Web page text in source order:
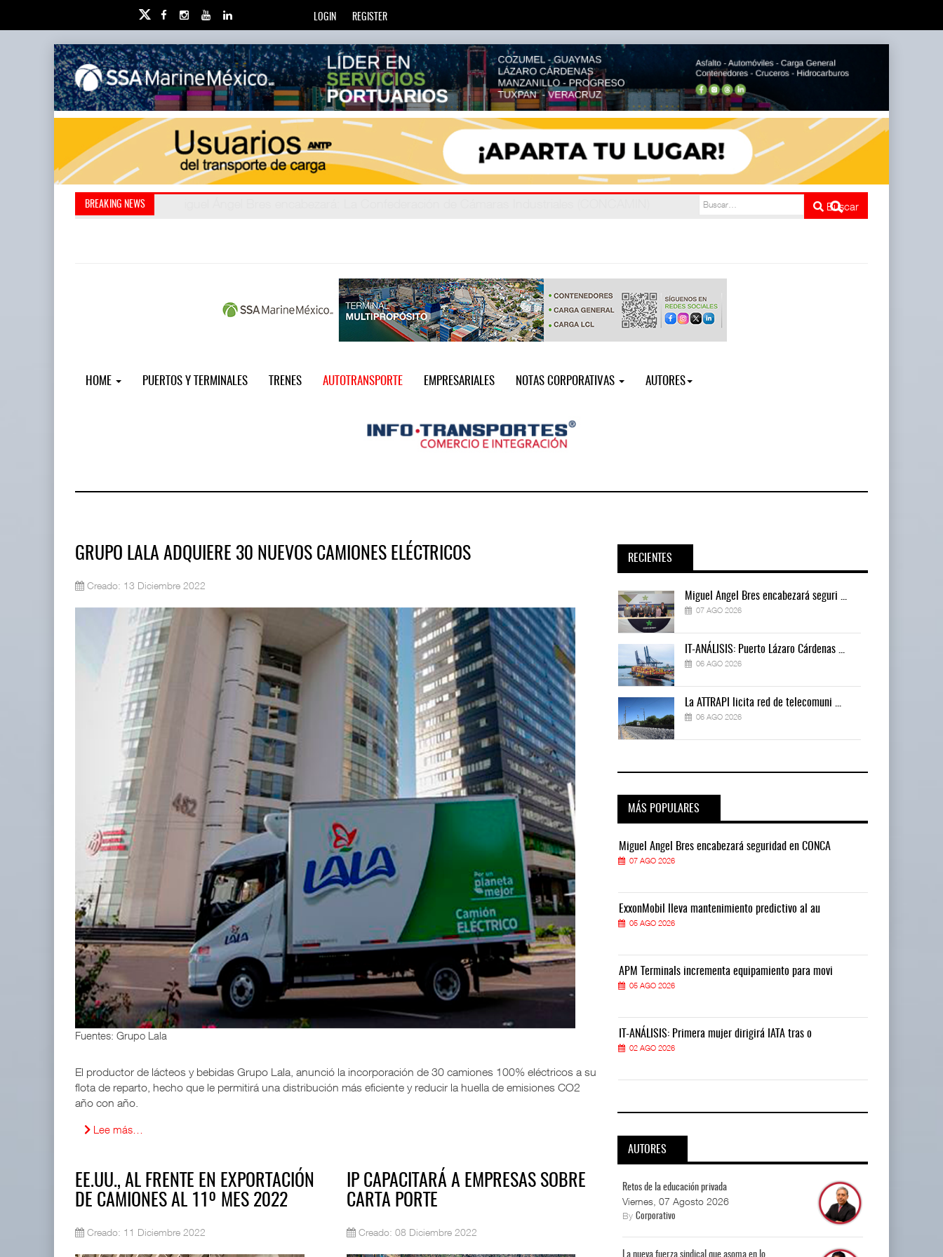
LOGIN REGISTER
BREAKING NEWS Buscar
HOME PUERTOS Y TERMINALES TRENES AUTOTRANSPORTE EMPRESARIALES NOTAS CORPORATIVAS AUTORES
GRUPO LALA ADQUIERE 30 NUEVOS CAMIONES ELÉCTRICOS
Creado: 13 Diciembre 2022
Fuentes: Grupo Lala
El productor de lácteos y bebidas Grupo Lala, anunció la incorporación de 30 camiones 100% eléctricos a su
flota de reparto, hecho que le permitirá una distribución más eficiente y reducir la huella de emisiones CO2
año con año.
Lee más…
EE.UU., AL FRENTE EN EXPORTACIÓN
DE CAMIONES AL 11º MES 2022
Creado: 11 Diciembre 2022
IP CAPACITARÁ A EMPRESAS SOBRE
CARTA PORTE
Creado: 08 Diciembre 2022
RECIENTES
07 AGO 2026
IT-ANÁLISIS: Puerto Lázaro Cárdenas ...
La ATTRAPI licita red de telecomuni ...
06 AGO 2026
07 AGO 2026
IT-ANÁLISIS: Puerto Lázaro Cárdenas ...
06 AGO 2026
La ATTRAPI licita red de telecomuni ...
06 AGO 2026
Miguel Ángel Bres encabezará seguri ...
07 AGO 2026
IT-ANÁLISIS: Puerto Lázaro Cárdenas ...
06 AGO 2026
La ATTRAPI licita red de telecomuni ...
06 AGO 2026
MÁS POPULARES
Miguel Ángel Bres encabezará seguridad en CONCA
07 AGO 2026
ExxonMobil lleva mantenimiento predictivo al au
05 AGO 2026
APM Terminals incrementa equipamiento para movi
05 AGO 2026
IT-ANÁLISIS: Primera mujer dirigirá IATA tras o
Miguel Ángel Bres encabezará seguridad en CONCA
07 AGO 2026
ExxonMobil lleva mantenimiento predictivo al au
05 AGO 2026
APM Terminals incrementa equipamiento para movi
05 AGO 2026
Miguel Ángel Bres encabezará seguridad en CONCA
07 AGO 2026
ExxonMobil lleva mantenimiento predictivo al au
05 AGO 2026
APM Terminals incrementa equipamiento para movi
05 AGO 2026
IT-ANÁLISIS: Primera mujer dirigirá IATA tras o
02 AGO 2026
AUTORES
Retos de la educación privada
Viernes, 07 Agosto 2026
ByCorporativo
La nueva fuerza sindical que asoma en lo...